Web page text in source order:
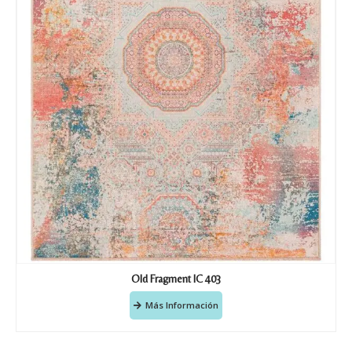
Old Fragment IC 403
Más Información